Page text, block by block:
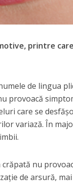
printre
de lingua
provoacă
care se
variază. În
nu
de arsură,